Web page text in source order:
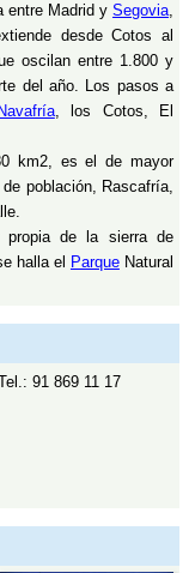
entre Madrid y Segovia,
desde Cotos al
oscilan entre 1.800 y
del año. Los pasos a
Navafría, los Cotos, El
km2, es el de mayor
población, Rascafría,
de la sierra de
halla el ParqueNatural
91 869 11 17